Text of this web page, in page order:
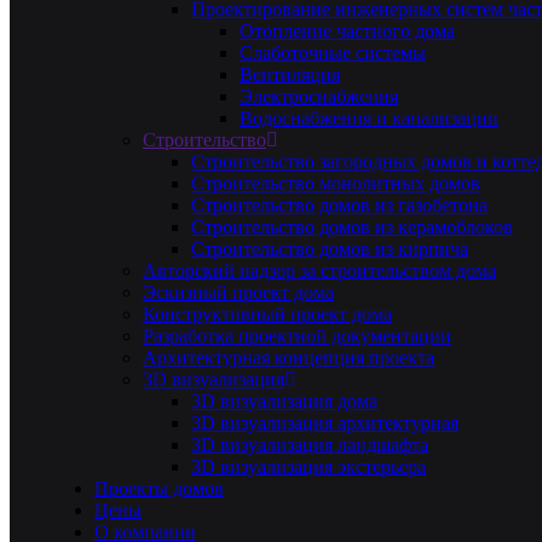
Проектирование инженерных систем
Отопление частного дома
Слаботочные системы
Вентиляция
Электроснабжения
Водоснабжения и канализации
Строительство
Строительство загородных домов и
Строительство монолитных домов
Строительство домов из газобетона
Строительство домов из керамоблоков
Строительство домов из кирпича
Авторский надзор за строительством дома
Эскизный проект дома
Конструктивный проект дома
Разработка проектной документации
Архитектурная концепция проекта
3D визуализация
3D визуализация дома
3D визуализация архитектурная
3D визуализация ландшафта
3D визуализация экстерьера
Проекты домов
Цены
О компании